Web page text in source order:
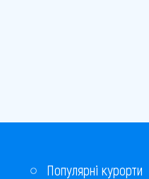
Популярні курорти